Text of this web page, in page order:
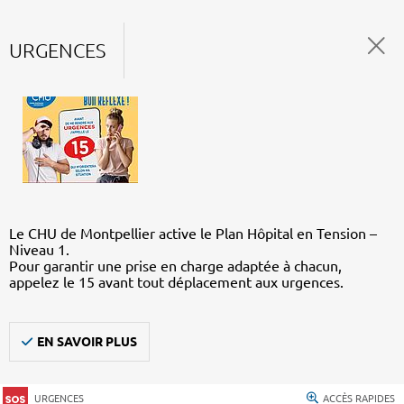
URGENCES
Le CHU de Montpellier active le Plan Hôpital en Tension –
Niveau 1.
Pour garantir une prise en charge adaptée à chacun,
appelez le 15 avant tout déplacement aux urgences.
EN SAVOIR PLUS
URGENCES ACCÈS RAPIDES